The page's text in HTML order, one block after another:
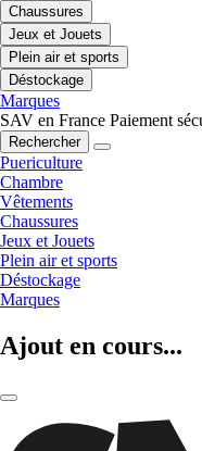
Chaussures
Jeux et Jouets
Plein air et sports
Déstockage
Marques
SAV en France Paiement
Rechercher
Puericulture
Chambre
Vêtements
Chaussures
Jeux et Jouets
Plein air et sports
Déstockage
Marques
Ajout en cours...